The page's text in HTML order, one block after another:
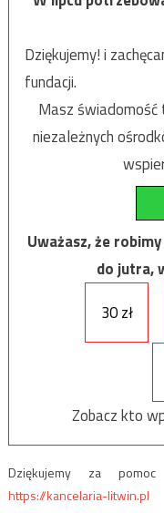
Dziękujemy! i
fundacji.
Masz
niezależnych
Uważasz, że
do jutra,
30 zł
Zobacz kto
Dziękujemy za
https://kancelaria-litwin.pl